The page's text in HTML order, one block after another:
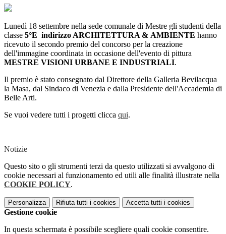
Lunedì 18 settembre nella sede comunale di Mestre gli studenti della
classe 5°E indirizzo ARCHITETTURA & AMBIENTE hanno
ricevuto il secondo premio del concorso per la creazione
dell'immagine coordinata in occasione dell'evento di pittura
MESTRE VISIONI URBANE E INDUSTRIALI.
Il premio è stato consegnato dal Direttore della Galleria Bevilacqua
la Masa, dal Sindaco di Venezia e dalla Presidente dell'Accademia di
Belle Arti.
Se vuoi vedere tutti i progetti clicca qui.
Notizie
Questo sito o gli strumenti terzi da questo utilizzati si avvalgono di
cookie necessari al funzionamento ed utili alle finalità illustrate nella
COOKIE POLICY.
Personalizza Rifiuta tutti i cookies Accetta tutti i cookies
Gestione cookie
In questa schermata è possibile scegliere quali cookie consentire.